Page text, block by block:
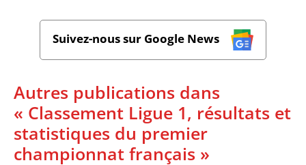
Suivez-nous sur Google News
Autres publications dans
« Classement Ligue 1, résultats et
statistiques du premier
championnat français »